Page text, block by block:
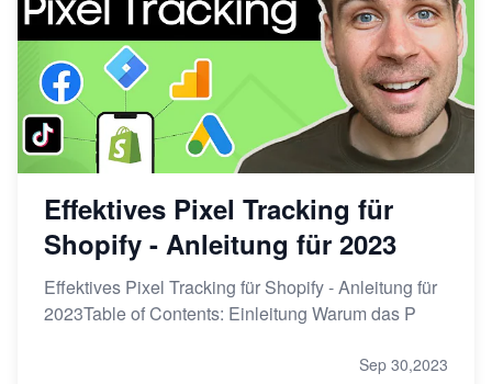
Effektives Pixel Tracking für
Shopify - Anleitung für 2023
Effektives Pixel Tracking für Shopify - Anleitung für
2023Table of Contents: Einleitung Warum das P
Sep 30,2023